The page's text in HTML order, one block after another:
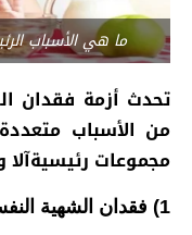
ما هي الأسباب
تحدث أزمة فقدان
من الأسباب
مجموعات
1) فقدان الشهية النفسي